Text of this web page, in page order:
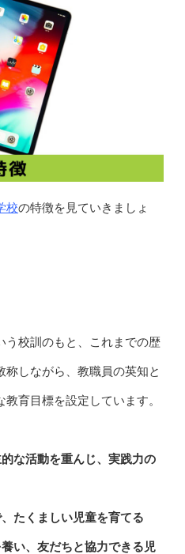
校の特徴を見ていきましょ
う校訓のもと、これまでの歴
称しながら、教職員の英知と
育目標を設定しています。
な活動を重んじ、実践力の
たくましい児童を育てる
い、友だちと協力できる児